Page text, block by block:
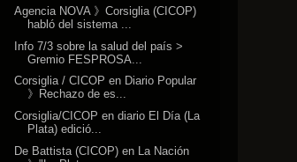
Agencia NOVA 》Corsiglia (CICOP)
habló del sistema ...
Info 7/3 sobre la salud del país >
Gremio FESPROSA...
Corsiglia / CICOP en Diario Popular
》Rechazo de es...
Corsiglia/CICOP en diario El Día (La
Plata) edició...
De Battista (CICOP) en La Nación